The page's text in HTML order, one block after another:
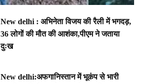
New delhi : अभिनेता विजय की रैली में भगदड़,
36 लोगों की मौत की आशंका,पीएम ने जताया
दुःख
New delhi:अफगानिस्तान में भूकंप से भारी